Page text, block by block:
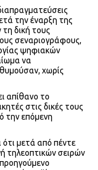
την έναρξη της
δική τους
σεναριογράφους,
ψηφιακών
να
χωρίς
απίθανο το
στις δικές τους
την επόμενη
μετά από πέντε
τηλεοπτικών σειρών